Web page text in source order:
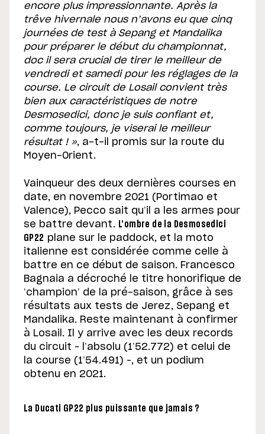
encore plus impressionnante. Après la
trêve hivernale nous n’avons eu que cinq
journées de test à Sepang et Mandalika
pour préparer le début du championnat,
doc il sera crucial de tirer le meilleur de
vendredi et samedi pour les réglages de la
course. Le circuit de Losail convient très
bien aux caractéristiques de notre
Desmosedici, donc je suis confiant et,
comme toujours, je viserai le meilleur
résultat ! », a-t-il promis sur la route du
Moyen-Orient.
Vainqueur des deux dernières courses en
date, en novembre 2021 (Portimao et
Valence), Pecco sait qu’il a les armes pour
se battre devant. L’ombre de la Desmosedici
GP22 plane sur le paddock, et la moto
italienne est considérée comme celle à
battre en ce début de saison. Francesco
Bagnaia a décroché le titre honorifique de
‘champion’ de la pré-saison, grâce à ses
résultats aux tests de Jerez, Sepang et
Mandalika. Reste maintenant à confirmer
à Losail. Il y arrive avec les deux records
du circuit – l’absolu (1’52.772) et celui de
la course (1’54.491) –, et un podium
obtenu en 2021.
La Ducati GP22 plus puissante que jamais ?